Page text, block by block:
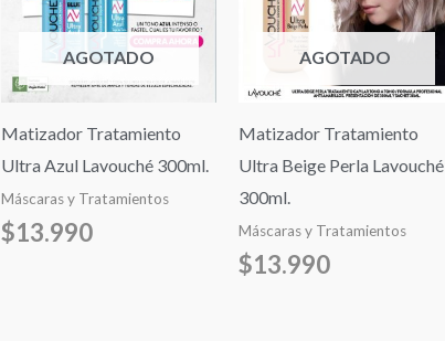
AGOTADO
Matizador Tratamiento
Ultra Azul Lavouché 300ml.
Máscaras y Tratamientos
$13.990
AGOTADO
Matizador Tratamiento
Ultra Beige Perla Lavouché
300ml.
Máscaras y Tratamientos
$13.990